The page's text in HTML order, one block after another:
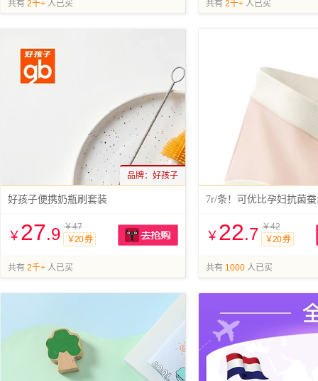
共有 2千+ 人已买 共有 2千+ 人已买
好孩子便携奶瓶刷套装
品牌： 好孩子
￥ 27.9 ￥47
￥20 券
共有 2千+ 人已买
7r/条！可优比孕妇抗菌
￥ 22.7 ￥42
￥20 券
共有 1000 人已买